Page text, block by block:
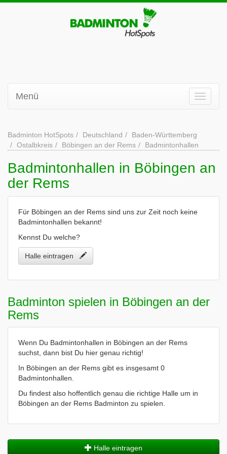
Menü
Badminton HotSpots Deutschland
Baden-Württemberg
Ostalbkreis
Böbingen an der Rems Badmintonhallen
Badmintonhallen in Böbingen an
der Rems
Für Böbingen an der Rems sind uns zur Zeit noch keine
Badmintonhallen bekannt!
Kennst Du welche?
Halle eintragen
Badminton spielen in Böbingen an der
Rems
Wenn Du Badmintonhallen in Böbingen an der Rems
suchst, dann bist Du hier genau richtig!
In Böbingen an der Rems gibt es insgesamt 0
Badmintonhallen.
Du findest also hoffentlich genau die richtige Halle um in
Böbingen an der Rems Badminton zu spielen.
Halle eintragen